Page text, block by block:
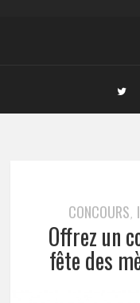
CONCOURS,
Offrez un
fête des